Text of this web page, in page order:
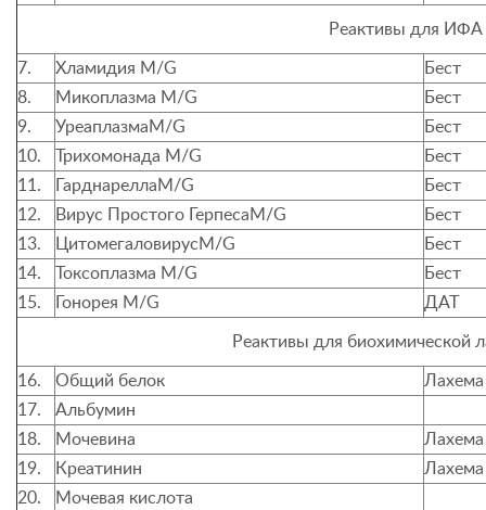
Реактивы для ИФА
7. Хламидия M/G
Бест
8.
Микоплазма M/G
Бест
9.
УреаплазмаM/G
Бест
10.
Трихомонада M/G
Бест
11.
ГарднареллаM/G
Бест
12.
Вирус Простого ГерпесаM /G
Бест
13.
ЦитомегаловирусM/G
Бест
14.
Токсоплазма M/G
Бест
15.
Гонорея M/G ДАТ
Реактивы для биохимической
16. Общий белок
Лахема
17.
Альбумин
18.
Мочевина
Лахема
19.
Креатинин
Лахема
20.
Мочевая кислота